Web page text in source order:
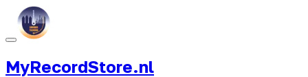
MyRecordStore.nl